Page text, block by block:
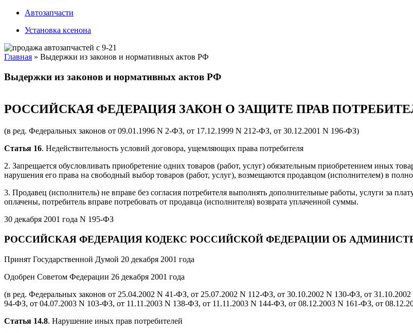
Автозапчасти
Установка ксенона
Главная » Выдержки из законов и нормативных актов РФ
Выдержки из законов и нормативных актов РФ
РОССИЙСКАЯ ФЕДЕРАЦИЯ ЗАКОН О ЗАЩИТЕ ПРАВ
(в ред. Федеральных законов от 09.01.1996 N 2-ФЗ, от 17.12.1999 N 212-ФЗ, от 30.12.2001 N 196-ФЗ)
Статья 16. Недействительность условий договора, ущемляющих права потребителя
2. Запрещается обусловливать приобретение одних товаров (работ, услуг) обязательным приобретением иных
нарушения его права на свободный выбор товаров (работ, услуг), возмещаются продавцом (исполнителем) в
3. Продавец (исполнитель) не вправе без согласия потребителя выполнять дополнительные работы, услуги за
оплачены, потребитель вправе потребовать от продавца (исполнителя) возврата уплаченной суммы.
30 декабря 2001 года N 195-ФЗ
РОССИЙСКАЯ ФЕДЕРАЦИЯ КОДЕКС РОССИЙСКОЙ ФЕДЕРАЦИИ ОБ
Принят Государственной Думой 20 декабря 2001 года
Одобрен Советом Федерации 26 декабря 2001 года
(в ред. Федеральных законов от 25.04.2002 N 41-ФЗ, от 25.07.2002 N 112-ФЗ, от 30.10.2002 N 130-ФЗ, от
94-ФЗ, от 04.07.2003 N 103-ФЗ, от 11.11.2003 N 138-ФЗ, от 11.11.2003 N 144-ФЗ, от 08.12.2003 N 161-ФЗ, от
Статья 14.8. Нарушение иных прав потребителей